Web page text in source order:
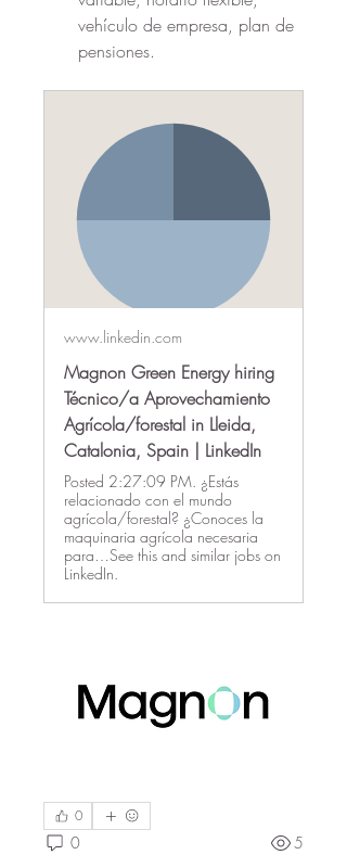
vehículo de empresa, plan de
pensiones.
www.linkedin.com
Magnon Green Energy hiring
Técnico/a Aprovechamiento
Agrícola/forestal in Lleida,
Catalonia, Spain | LinkedIn
Posted 2:27:09 PM. ¿Estás
relacionado con el mundo
agrícola/forestal? ¿Conoces la
maquinaria agrícola necesaria
para…See this and similar jobs on
LinkedIn.
0
0 5